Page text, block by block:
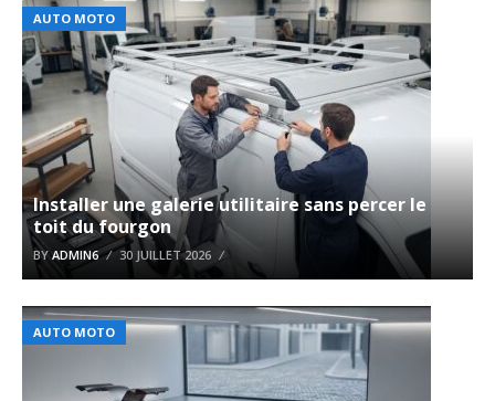
AUTO MOTO
Installer une galerie utilitaire sans percer le
toit du fourgon
BY ADMIN6 30 JUILLET 2026
AUTO MOTO